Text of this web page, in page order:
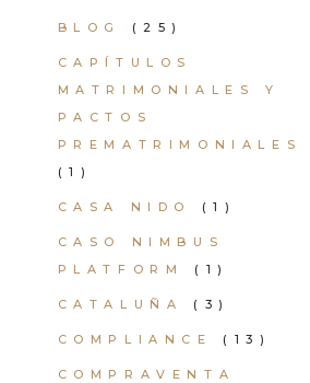
BLOG (25)
CAPÍTULOS
MATRIMONIALES Y
PACTOS
PREMATRIMONIALES
(1)
CASA NIDO (1)
CASO NIMBUS
PLATFORM
(1)
CATALUÑA (3)
COMPLIANCE (13)
COMPRAVENTA